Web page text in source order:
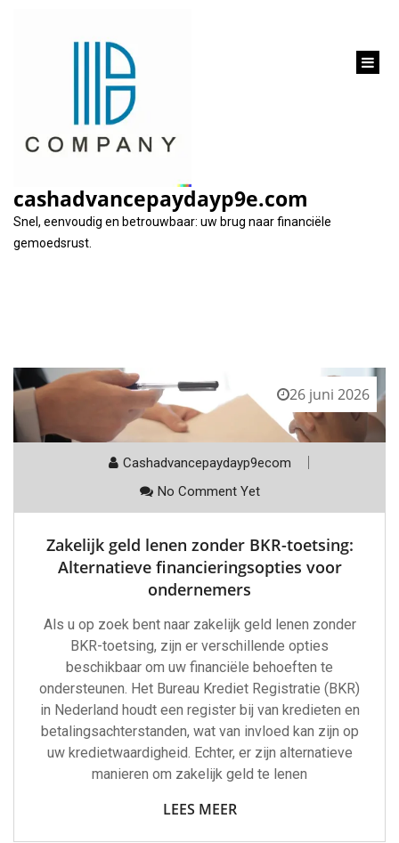
cashadvancepaydayp9e.com
Snel, eenvoudig en betrouwbaar: uw brug naar financiële
gemoedsrust.
Tag:goedkeuring van leningen
26 juni 2026
Cashadvancepaydayp9ecom
No Comment Yet
Zakelijk geld lenen zonder BKR-toetsing:
Alternatieve financieringsopties voor
ondernemers
Als u op zoek bent naar zakelijk geld lenen zonder
BKR-toetsing, zijn er verschillende opties
beschikbaar om uw financiële behoeften te
ondersteunen. Het Bureau Krediet Registratie (BKR)
in Nederland houdt een register bij van kredieten en
betalingsachterstanden, wat van invloed kan zijn op
uw kredietwaardigheid. Echter, er zijn alternatieve
manieren om zakelijk geld te lenen
LEES MEER